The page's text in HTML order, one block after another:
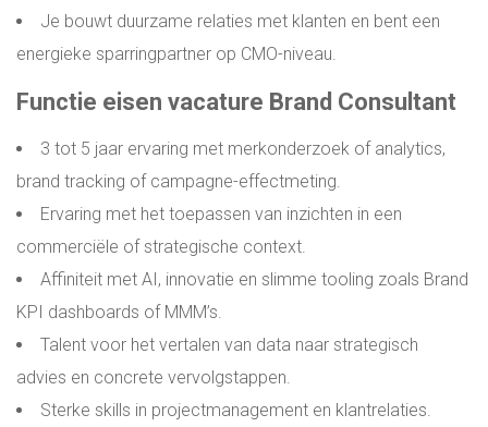
Je bouwt duurzame relaties met klanten en bent een
energieke sparringpartner op CMO-niveau.
Functie eisen vacature Brand Consultant
3 tot 5 jaar ervaring met merkonderzoek of analytics,
brand tracking of campagne-effectmeting.
Ervaring met het toepassen van inzichten in een
commerciële of strategische context.
Affiniteit met AI, innovatie en slimme tooling zoals Brand
KPI dashboards of MMM’s.
Talent voor het vertalen van data naar strategisch
advies en concrete vervolgstappen.
Sterke skills in projectmanagement en klantrelaties.